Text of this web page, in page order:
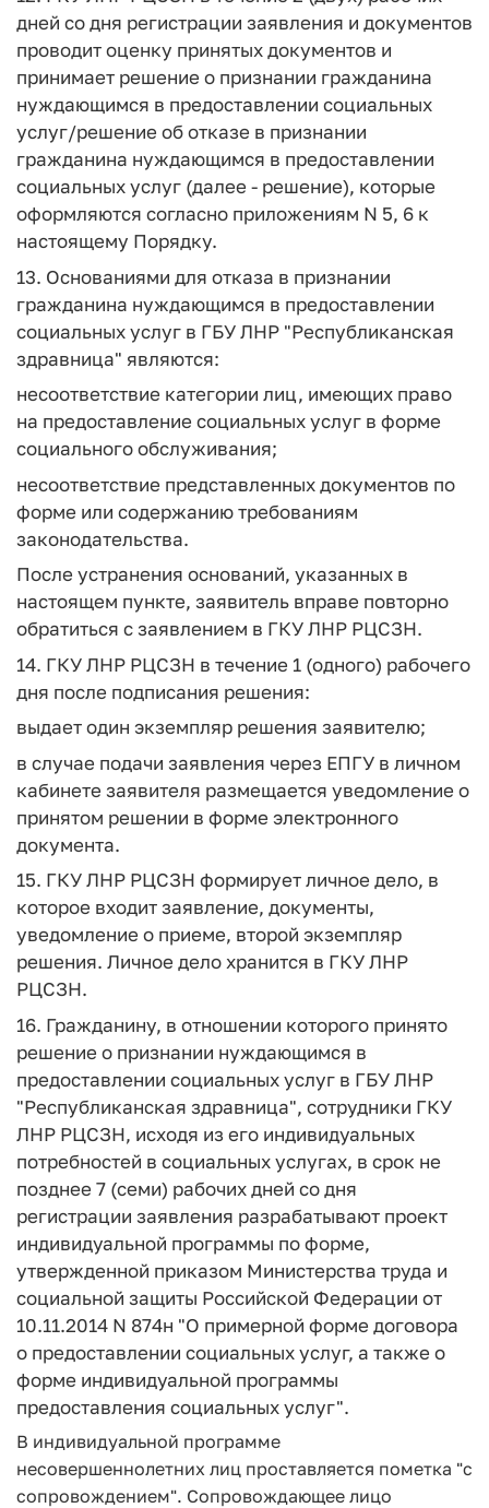
дней со дня регистрации заявления и документов
проводит оценку принятых документов и
принимает решение о признании гражданина
нуждающимся в предоставлении социальных
услуг/решение об отказе в признании
гражданина нуждающимся в предоставлении
социальных услуг (далее - решение), которые
оформляются согласно приложениям N 5, 6 к
настоящему Порядку.
13. Основаниями для отказа в признании
гражданина нуждающимся в предоставлении
социальных услуг в ГБУ ЛНР "Республиканская
здравница" являются:
несоответствие категории лиц, имеющих право
на предоставление социальных услуг в форме
социального обслуживания;
несоответствие представленных документов по
форме или содержанию требованиям
законодательства.
После устранения оснований, указанных в
настоящем пункте, заявитель вправе повторно
обратиться с заявлением в ГКУ ЛНР РЦСЗН.
14. ГКУ ЛНР РЦСЗН в течение 1 (одного) рабочего
дня после подписания решения:
выдает один экземпляр решения заявителю;
в случае подачи заявления через ЕПГУ в личном
кабинете заявителя размещается уведомление о
принятом решении в форме электронного
документа.
15. ГКУ ЛНР РЦСЗН формирует личное дело, в
которое входит заявление, документы,
уведомление о приеме, второй экземпляр
решения. Личное дело хранится в ГКУ ЛНР
РЦСЗН.
16. Гражданину, в отношении которого принято
решение о признании нуждающимся в
предоставлении социальных услуг в ГБУ ЛНР
"Республиканская здравница", сотрудники ГКУ
ЛНР РЦСЗН, исходя из его индивидуальных
потребностей в социальных услугах, в срок не
позднее 7 (семи) рабочих дней со дня
регистрации заявления разрабатывают проект
индивидуальной программы по форме,
утвержденной приказом Министерства труда и
социальной защиты Российской Федерации от
10.11.2014 N 874н "О примерной форме договора
о предоставлении социальных услуг, а также о
форме индивидуальной программы
предоставления социальных услуг".
В индивидуальной программе
несовершеннолетних лиц проставляется пометка "с
сопровождением". Сопровождающее лицо